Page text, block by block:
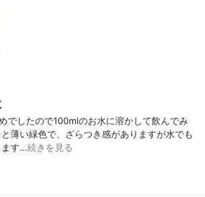
でしたので100mlのお水に溶かして飲んでみ
薄い緑色で、ざらつき感がありますが水でも
ます…続きを見る